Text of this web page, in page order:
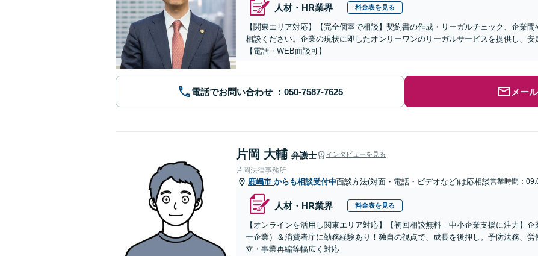
人材・HR業界 料金表を見る
【関東エリア対応】【完全個室で相談】契約書の作成・リーガルチェック、企業
相談ください。企業の現状に即したオンリーワンのリーガルサービスを提供し、安
【電話・WEB面談可】
電話でお問い合わせ メー
片岡 大輔 弁護士 インタビューを見る
片岡法律事務所
鹿嶋市 からも相談受付中面談方法(対面・電話・ビデオなど)は応相談営業時間：
人材・HR業界 料金表を見る
【オンラインを活用し関東エリア対応】【初回相談無料｜中小企業支援に注力】
ー企業）＆消費者庁に勤務経験あり！独自の視点で、成長を後押し。予防法務、
立・事業再編等幅広く対応